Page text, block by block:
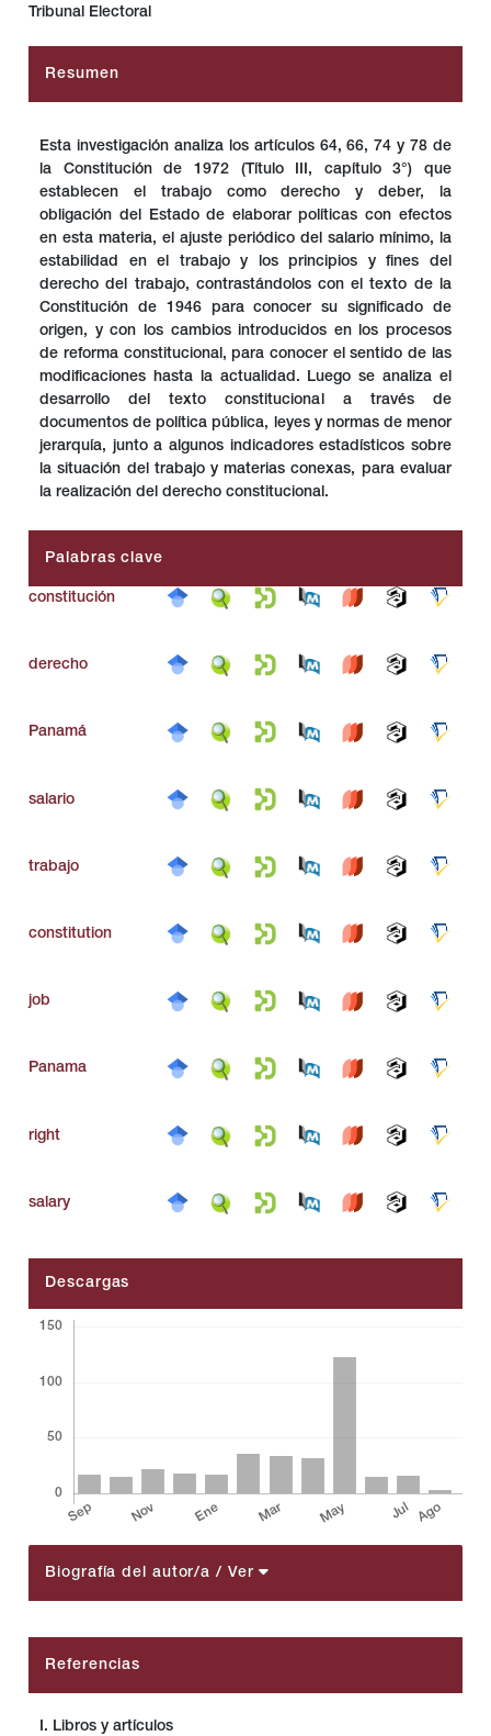
Tribunal Electoral
Resumen
Esta investigación analiza los artículos 64, 66, 74 y 78 de
la Constitución de 1972 (Título III, capítulo 3°) que
establecen el trabajo como derecho y deber, la
obligación del Estado de elaborar políticas con efectos
en esta materia, el ajuste periódico del salario mínimo, la
estabilidad en el trabajo y los principios y fines del
derecho del trabajo, contrastándolos con el texto de la
Constitución de 1946 para conocer su significado de
origen, y con los cambios introducidos en los procesos
de reforma constitucional, para conocer el sentido de las
modificaciones hasta la actualidad. Luego se analiza el
desarrollo del texto constitucional a través de
documentos de política pública, leyes y normas de menor
jerarquía, junto a algunos indicadores estadísticos sobre
la situación del trabajo y materias conexas, para evaluar
la realización del derecho constitucional.
Palabras clave
constitución
derecho
Panamá
salario
trabajo
constitution
job
Panama
right
salary
Descargas
Biografía del autor/a/ Ver
Referencias
I. Libros y artículos